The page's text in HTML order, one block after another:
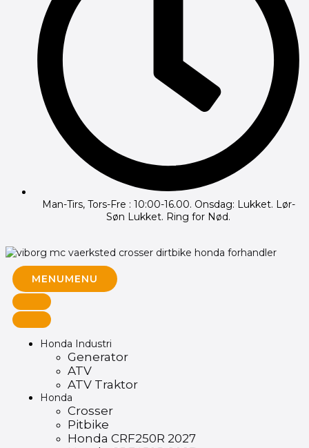
Man-Tirs, Tors-Fre : 10:00-16.00. Onsdag: Lukket. Lør-
Søn Lukket. Ring for Nød.
MENUMENU
Honda Industri
Generator
ATV
ATV Traktor
Honda
Crosser
Pitbike
Honda CRF250R 2027